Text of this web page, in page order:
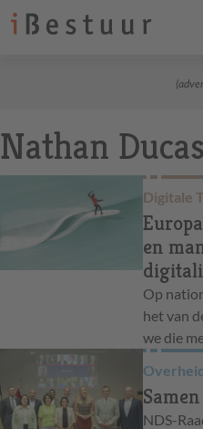
Nathan
Digitale
en
Op
het van
we die
NDS-